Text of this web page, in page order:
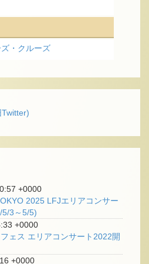
・クルーズ
+0000
2025 LFJエリアコンサー
5/3～5/5)
+0000
ェス エリアコンサート2022開
+0000